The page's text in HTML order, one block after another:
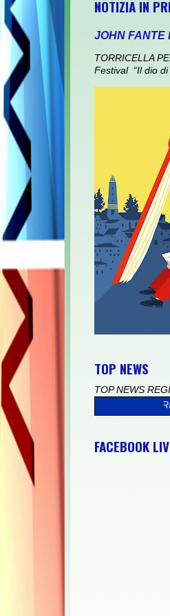
NOTIZIA IN
JOHN FANTE
TORRICELLA
Festival “Il dio di
TOP NEWS
TOP NEWS
PRIMAVERA, L' OVIDIANA
FACEBOOK